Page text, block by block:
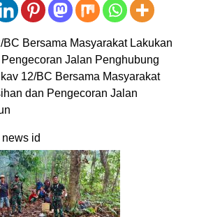
BC Bersama Masyarakat Lakukan
Jalan Penghubung
12/BC Bersama Masyarakat
dan Pengecoran Jalan
id